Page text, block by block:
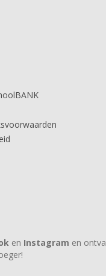
en Instagram en